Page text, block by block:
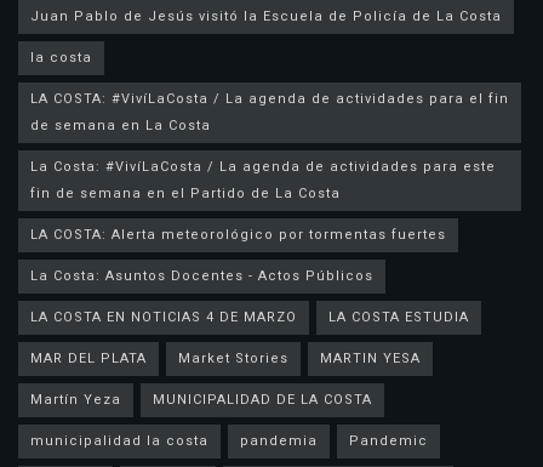
la costa
LA COSTA: #VivíLaCosta / La agenda de actividades para el fin
de semana en La Costa
La Costa: #VivíLaCosta / La agenda de actividades para este
fin de semana en el Partido de La Costa
LA COSTA: Alerta meteorológico por tormentas fuertes
La Costa: Asuntos Docentes - Actos Públicos
LA COSTA EN NOTICIAS 4 DE MARZO
LA COSTA ESTUDIA
MAR DEL PLATA
Market Stories
MARTIN YESA
Martín Yeza
MUNICIPALIDAD DE LA COSTA
municipalidad la costa
pandemia
Pandemic